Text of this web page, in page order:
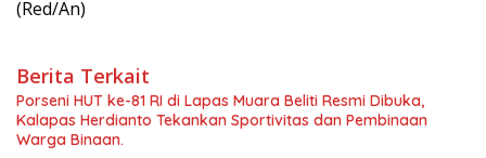
(Red/An)
Berita Terkait
Porseni HUT ke-81 RI di Lapas Muara Beliti Resmi Dibuka,
Kalapas Herdianto Tekankan Sportivitas dan Pembinaan
Warga Binaan.